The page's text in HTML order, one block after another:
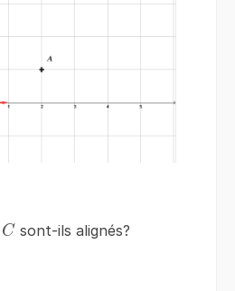
C
C sont-ils alignés?